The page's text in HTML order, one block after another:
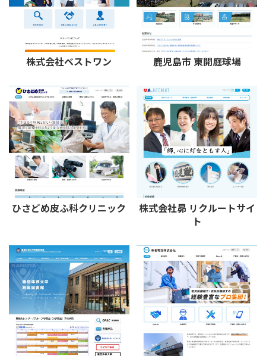
株式会社ベストワン 鹿児島市 東開庭球場
ひさどめ皮ふ科クリニック
株式会社昴 リクルートサイ
ト